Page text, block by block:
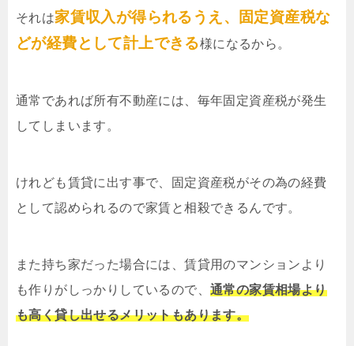
それは家賃収入が得られるうえ、固定資産税な
どが経費として計上できる様になるから。
通常であれば所有不動産には、毎年固定資産税が発生
してしまいます。
けれども賃貸に出す事で、固定資産税がその為の経費
として認められるので家賃と相殺できるんです。
また持ち家だった場合には、賃貸用のマンションより
も作りがしっかりしているので、 通常の家賃相場より
も高く貸し出せるメリットもあります。